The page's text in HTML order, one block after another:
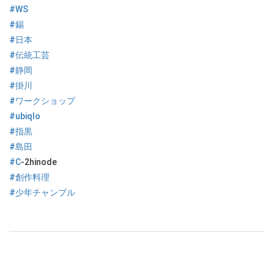
#WS
#錫
#日本
#伝統工芸
#静岡
#掛川
#ワークショップ
#ubiqlo
#指黒
#島田
#C-2hinode
#創作料理
#少年チャンプル